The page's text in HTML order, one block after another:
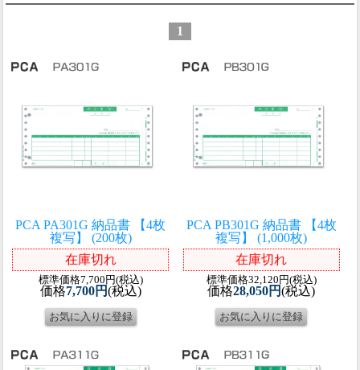
1
PCA PA301G 納品書 【4枚
複写】 (200枚)
在庫切れ
標準価格7,700円(税込)
価格7,700円(税込)
PCA PB301G 納品書 【4枚
複写】 (1,000枚)
在庫切れ
標準価格32,120円(税込)
価格28,050円(税込)